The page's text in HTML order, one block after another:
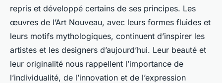
repris et développé certains de ses principes. Les
œuvres de l’Art Nouveau, avec leurs formes fluides et
leurs motifs mythologiques, continuent d’inspirer les
artistes et les designers d’aujourd’hui. Leur beauté et
leur originalité nous rappellent l’importance de
l’individualité, de l’innovation et de l’expression